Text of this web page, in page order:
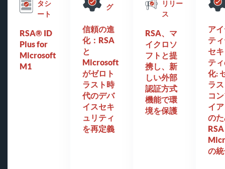
タシ
ート
RSA® ID
Plus for
Microsoft
M1
グ
信頼の進
化：RSA
と
Microsoft
がゼロト
ラスト時
代のデバ
イスセキ
ュリティ
を再定義
リリー
ス
RSA、マ
イクロソ
フトと提
携し、新
しい外部
認証方式
機能で環
境を保護
ア
テ
セ
テ
化:
ラ
コ
イ
の
の